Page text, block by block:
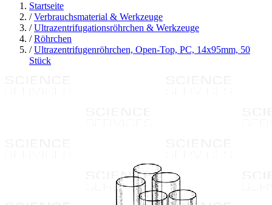
Startseite
/ Verbrauchsmaterial & Werkzeuge
/ Ultrazentrifugationsröhrchen & Werkzeuge
/ Röhrchen
/ Ultrazentrifugenröhrchen, Open-Top, PC, 14x95mm, 50
Stück